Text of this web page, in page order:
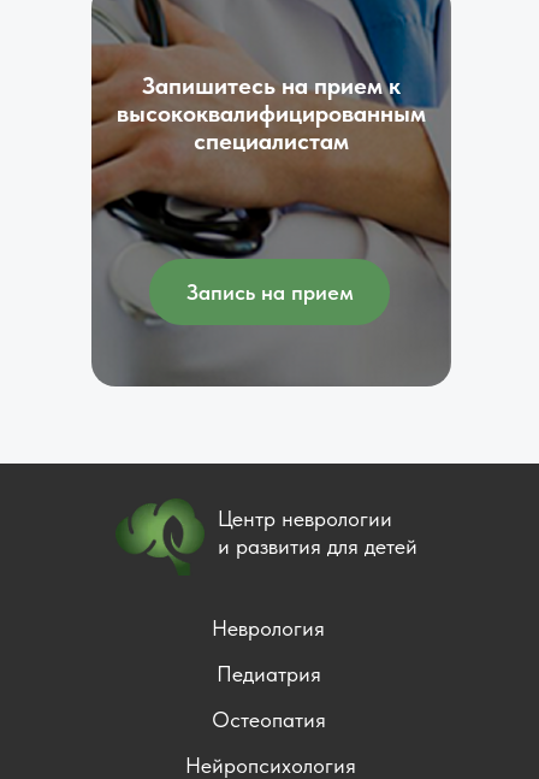
Запишитесь на прием к
высококвалифицированным
специалистам
Запись на прием
Центр неврологии
и развития для детей
Нейропсихология
Неврология
Педиатрия
Остеопатия